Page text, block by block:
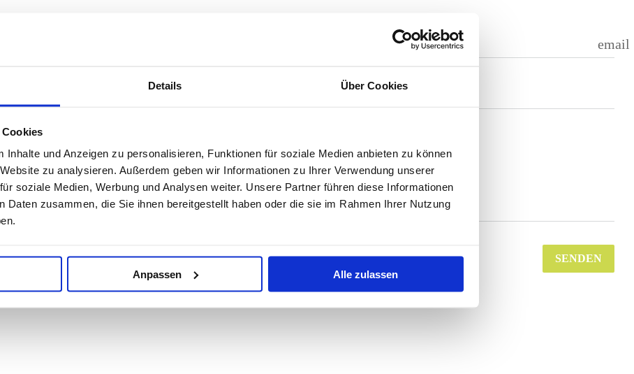
Details Über Cookies
Inhalte und Anzeigen zu personalisieren, Funktionen für soziale Medien anbieten zu können
zu analysieren. Außerdem geben wir Informationen zu Ihrer Verwendung unserer
soziale Medien, Werbung und Analysen weiter. Unsere Partner führen diese Informationen
Daten zusammen, die Sie ihnen bereitgestellt haben oder die sie im Rahmen Ihrer Nutzung
Anpassen Alle zulassen
email
SENDEN